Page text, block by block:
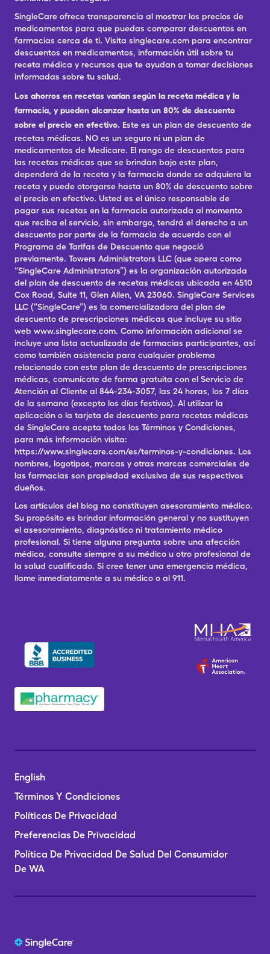
SingleCare ofrece transparencia al mostrar los precios de
medicamentos para que puedas comparar descuentos en
farmacias cerca de ti. Visita singlecare.com para encontrar
descuentos en medicamentos, información útil sobre tu
receta médica y recursos que te ayudan a tomar decisiones
informadas sobre tu salud.
Los ahorros en recetas varían según la receta médica y la
farmacia, y pueden alcanzar hasta un 80% de descuento
sobre el precio en efectivo. Este es un plan de descuento de
recetas médicas. NO es un seguro ni un plan de
medicamentos de Medicare. El rango de descuentos para
las recetas médicas que se brindan bajo este plan,
dependerá de la receta y la farmacia donde se adquiera la
receta y puede otorgarse hasta un 80% de descuento sobre
el precio en efectivo. Usted es el único responsable de
pagar sus recetas en la farmacia autorizada al momento
que reciba el servicio, sin embargo, tendrá el derecho a un
descuento por parte de la farmacia de acuerdo con el
Programa de Tarifas de Descuento que negoció
previamente. Towers Administrators LLC (que opera como
“SingleCare Administrators”) es la organización autorizada
del plan de descuento de recetas médicas ubicada en 4510
Cox Road, Suite 11, Glen Allen, VA 23060. SingleCare Services
LLC (“SingleCare”) es la comercializadora del plan de
descuento de prescripciones médicas que incluye su sitio
web www.singlecare.com. Como información adicional se
incluye una lista actualizada de farmacias participantes, así
como también asistencia para cualquier problema
relacionado con este plan de descuento de prescripciones
médicas, comunícate de forma gratuita con el Servicio de
Atención al Cliente al 844-234-3057, las 24 horas, los 7 días
de la semana (excepto los días festivos). Al utilizar la
aplicación o la tarjeta de descuento para recetas médicas
de SingleCare acepta todos los Términos y Condiciones,
para más información visita:
https://www.singlecare.com/es/terminos-y-condiciones. Los
nombres, logotipos, marcas y otras marcas comerciales de
las farmacias son propiedad exclusiva de sus respectivos
dueños.
Los artículos del blog no constituyen asesoramiento médico.
Su propósito es brindar información general y no sustituyen
el asesoramiento, diagnóstico ni tratamiento médico
profesional. Si tiene alguna pregunta sobre una afección
médica, consulte siempre a su médico u otro profesional de
la salud cualificado. Si cree tener una emergencia médica,
llame inmediatamente a su médico o al 911.
English
Términos Y Condiciones
Políticas De Privacidad
Preferencias De Privacidad
Política De Privacidad De Salud Del Consumidor
De WA